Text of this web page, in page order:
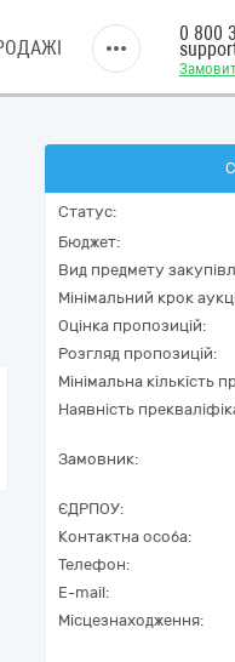
0 800
Статус:
Бюджет:
Вид предмету
Мінімальний крок
Оцінка пропозицій:
Розгляд пропозицій:
Мінімальна кількість
Наявність
Замовник:
ЄДРПОУ:
Контактна особа:
Телефон:
E-mail:
Місцезнаходження: